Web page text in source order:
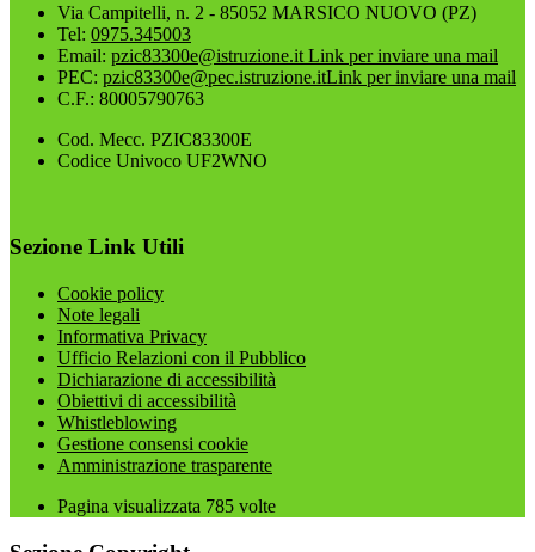
Via Campitelli, n. 2 - 85052 MARSICO NUOVO (PZ)
Tel: 0975.345003
Email: pzic83300e@istruzione.it Link per inviare una mail
PEC: pzic83300e@pec.istruzione.itLink per inviare una mail
C.F.: 80005790763
Cod. Mecc. PZIC83300E
Codice Univoco UF2WNO
Sezione Link Utili
Cookie policy
Note legali
Informativa Privacy
Ufficio Relazioni con il Pubblico
Dichiarazione di accessibilità
Obiettivi di accessibilità
Whistleblowing
Gestione consensi cookie
Amministrazione trasparente
Pagina visualizzata 785 volte